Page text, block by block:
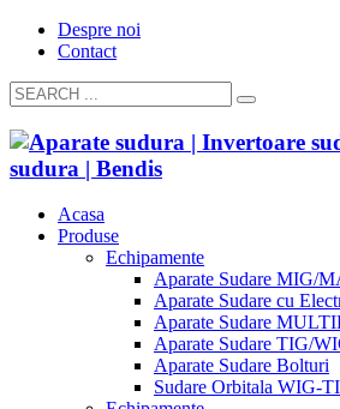
Despre noi
Contact
Acasa
Produse
Echipamente
Aparate Sudare MIG/
Aparate Sudare cu
Aparate Sudare
Aparate Sudare TIG/
Aparate Sudare Bolturi
Sudare Orbitala WIG-